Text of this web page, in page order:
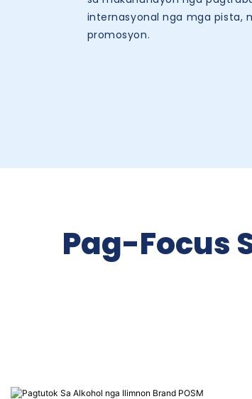
internasyonal nga mga pista,
promosyon.
Pag-Focus